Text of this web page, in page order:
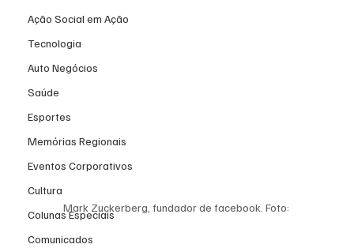
Ação Social em Ação
Tecnologia
Auto Negócios
Saúde
Esportes
Memórias Regionais
Eventos Corporativos
Cultura
Colunas Especiais
Comunicados
Mark Zuckerberg, fundador de facebook. Foto: